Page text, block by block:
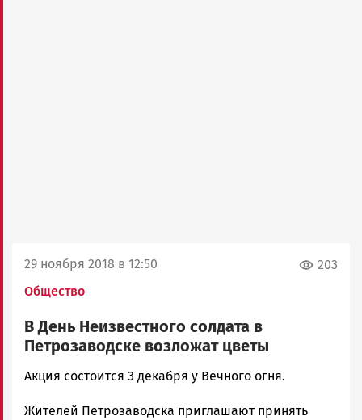
29 ноября 2018 в 12:50
Общество
203
В День Неизвестного солдата в
Петрозаводске возложат цветы
Ольга
Новости
Акция состоится 3 декабря у Вечного огня.
Жителей Петрозаводска приглашают принять